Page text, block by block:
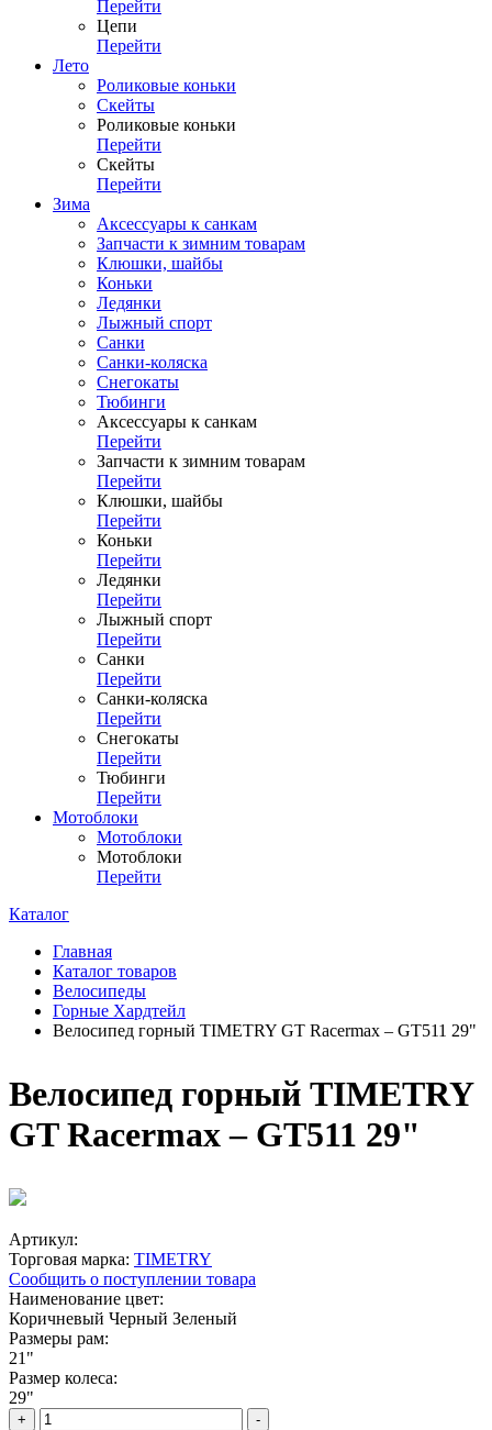
Перейти
Цепи
Перейти
Лето
Роликовые коньки
Скейты
Роликовые коньки
Перейти
Скейты
Перейти
Зима
Аксессуары к санкам
Запчасти к зимним товарам
Клюшки, шайбы
Коньки
Ледянки
Лыжный спорт
Санки
Санки-коляска
Снегокаты
Тюбинги
Аксессуары к санкам
Перейти
Запчасти к зимним товарам
Перейти
Клюшки, шайбы
Перейти
Коньки
Перейти
Ледянки
Перейти
Лыжный спорт
Перейти
Санки
Перейти
Санки-коляска
Перейти
Снегокаты
Перейти
Тюбинги
Перейти
Мотоблоки
Мотоблоки
Мотоблоки
Перейти
Каталог
Главная
Каталог товаров
Велосипеды
Горные Хардтейл
Велосипед горный TIMETRY GT Racermax – GT511 29"
Велосипед горный TIMETRY
GT Racermax – GT511 29"
Артикул:
Торговая марка: TIMETRY
Сообщить о поступлении товара
Наименование цвет:
Коричневый Черный Зеленый
Размеры рам:
21"
Размер колеса:
29"
+ -